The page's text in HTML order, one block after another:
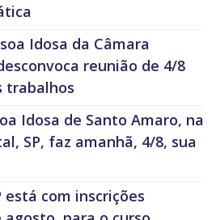
Idosa da Câmara
reunião de 4/8
trabalhos
Idosa de Santo Amaro, na
SP, faz amanhã, 4/8, sua
está com inscrições